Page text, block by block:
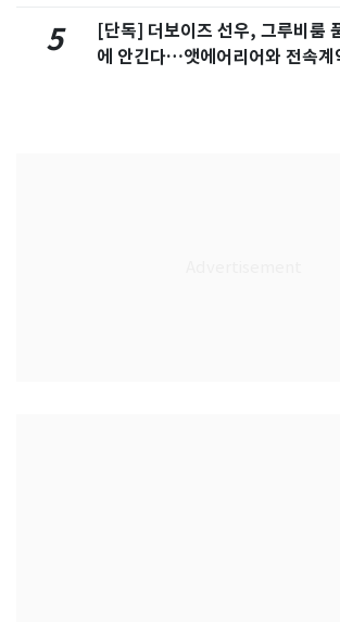
5
[단독] 더보이즈 선우, 그루비룸
에 안긴다…앳에어리어와 전속계